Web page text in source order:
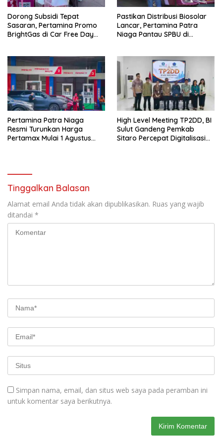
y
n
g
b
a
l
y
a
n
g
u
)
Dorong Subsidi Tepat
Sasaran, Pertamina Promo
BrightGas di Car Free Day
Pastikan Distribusi Biosolar
Lancar, Pertamina Patra
Niaga Pantau SPBU di
Pertamina Patra Niaga
Resmi Turunkan Harga
Pertamax Mulai 1 Agustus
High Level Meeting TP2DD, BI
Sulut Gandeng Pemkab
Sitaro Percepat Digitalisasi
Tinggalkan Balasan
Alamat email Anda tidak akan dipublikasikan. Ruas yang wajib
ditandai *
Simpan nama, email, dan situs web saya pada peramban ini
untuk komentar saya berikutnya.